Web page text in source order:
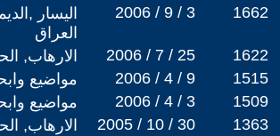
اليسار
العراق
2006 / 9 / 3 1662
الارهاب, 2006 / 7 / 25 1622
مواضيع
2006 / 4 / 9 1515
مواضيع
2006 / 4 / 3 1509
الارهاب,
2005 / 10 / 30 1363